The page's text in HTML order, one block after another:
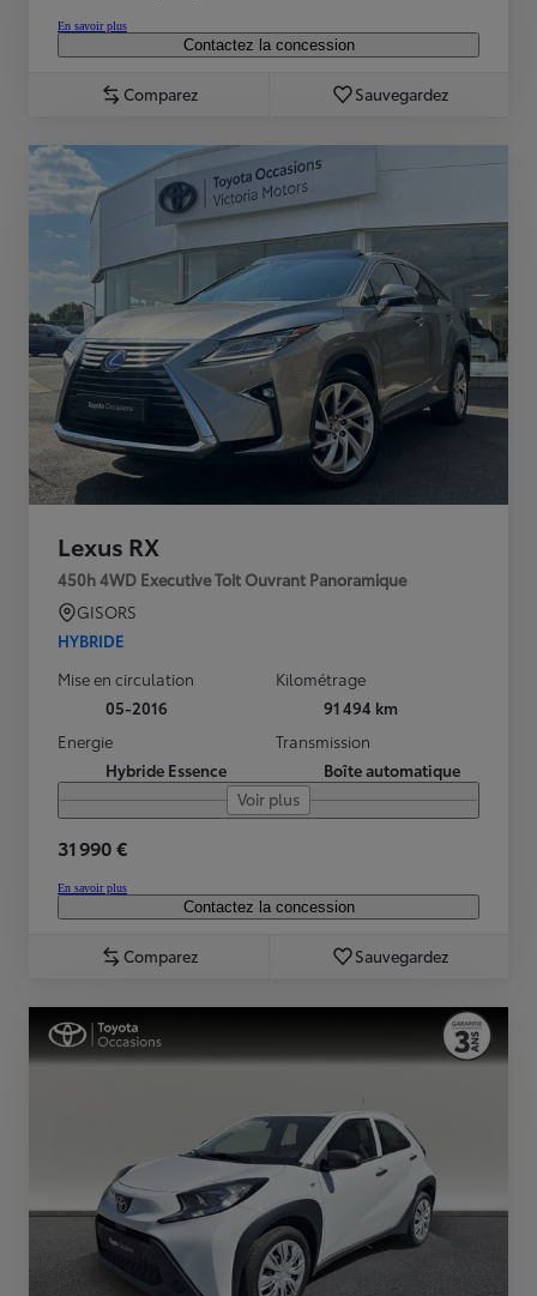
En savoir plus
Contactez la concession
Comparez Sauvegardez
Lexus RX
450h 4WD Executive Toit Ouvrant Panoramique
GISORS
HYBRIDE
Mise en circulation
05-2016
Kilométrage
91 494 km
Energie
Hybride Essence
Transmission
Boîte automatique
Voir plus
31 990 €
En savoir plus
Contactez la concession
Comparez Sauvegardez